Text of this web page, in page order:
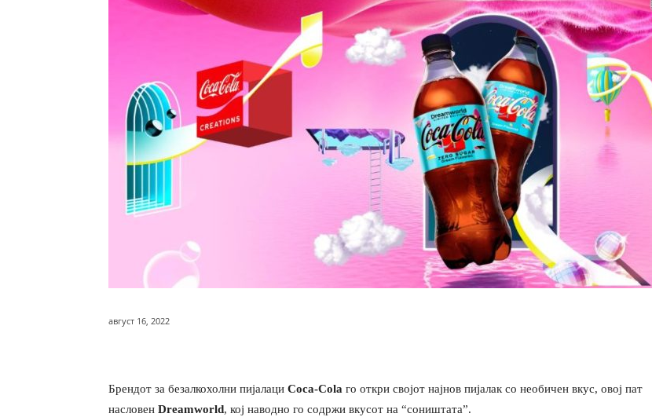
август 16, 2022
Брендот за безалкохолни пијалаци Coca-Cola го откри својот најнов пијалак со необичен вкус, овој пат
насловен Dreamworld, кој наводно го содржи вкусот на “соништата”.